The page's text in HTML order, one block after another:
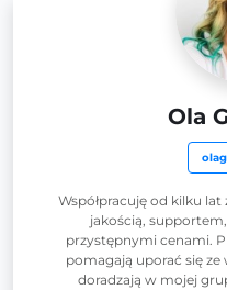
Ola
Współpracuję od kilku
jakością,
przystępnymi cenami.
pomagają uporać się
doradzają w mojej